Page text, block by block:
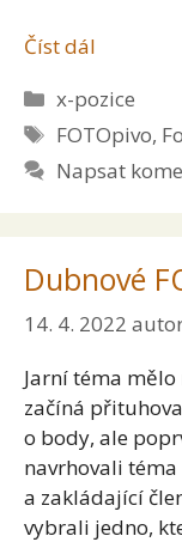
Číst dál
Rubriky
x-pozice
Štítky
FOTOpivo,
Napsat
Dubnové
14. 4. 2022
Jarní téma
začíná
o body, ale
navrhovali téma
a zakládající
vybrali jedno,